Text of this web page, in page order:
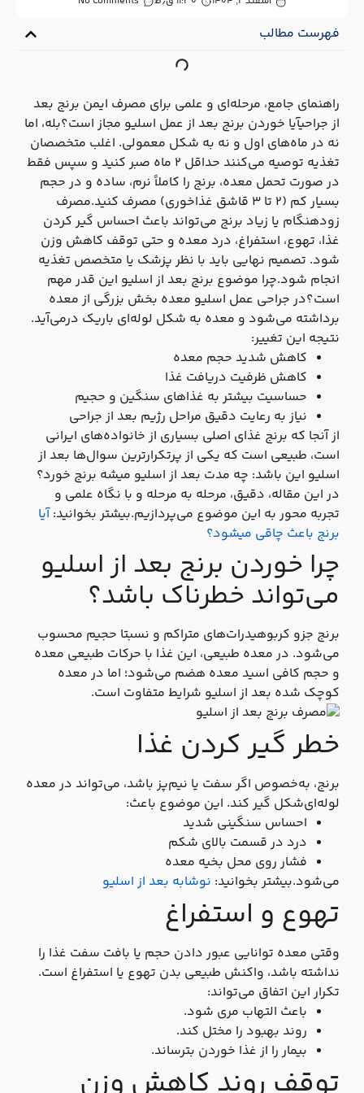
فهرست مطالب
راهنمای جامع، مرحله‌ای و علمی برای مصرف ایمن برنج بعد
از جراحیآیا خوردن برنج بعد از عمل اسلیو مجاز است؟بله، اما
نه در ماه‌های اول و نه به شکل معمولی. اغلب متخصصان
تغذیه توصیه می‌کنند حداقل ۲ ماه صبر کنید و سپس فقط
در صورت تحمل معده، برنج را کاملاً نرم، ساده و در حجم
بسیار کم (۲ تا ۳ قاشق غذاخوری) مصرف کنید.مصرف
زودهنگام یا زیاد برنج می‌تواند باعث احساس گیر کردن
غذا، تهوع، استفراغ، درد معده و حتی توقف کاهش وزن
شود. تصمیم نهایی باید با نظر پزشک یا متخصص تغذیه
انجام شود.چرا موضوع برنج بعد از اسلیو این‌ قدر مهم
است؟در جراحی عمل اسلیو معده بخش بزرگی از معده
برداشته می‌شود و معده به شکل لوله‌ای باریک درمی‌آید.
نتیجه این تغییر:
کاهش شدید حجم معده
کاهش ظرفیت دریافت غذا
حساسیت بیشتر به غذاهای سنگین و حجیم
نیاز به رعایت دقیق مراحل رژیم بعد از جراحی
از آنجا که برنج غذای اصلی بسیاری از خانواده‌های ایرانی
است، طبیعی است که یکی از پرتکرارترین سوال‌ها بعد از
اسلیو این باشد: چه مدت بعد از اسلیو میشه برنج خورد؟
در این مقاله، دقیق، مرحله‌ به‌ مرحله و با نگاه علمی و
تجربه‌ محور به این موضوع می‌پردازیم.بیشتر بخوانید:آیا
برنج باعث چاقی میشود؟
چرا خوردن برنج بعد از اسلیو
می‌تواند خطرناک باشد؟
برنج جزو کربوهیدرات‌های متراکم و نسبتا حجیم محسوب
می‌شود. در معده طبیعی، این غذا با حرکات طبیعی معده
و حجم کافی اسید معده هضم می‌شود؛ اما در معده
کوچک‌ شده بعد از اسلیو شرایط متفاوت است.
خطر گیر کردن غذا
برنج، به‌خصوص اگر سفت یا نیم‌پز باشد، می‌تواند در معده
لوله‌ای‌شکل گیر کند. این موضوع باعث:
احساس سنگینی شدید
درد در قسمت بالای شکم
فشار روی محل بخیه معده
می‌شود.بیشتر بخوانید:نوشابه بعد از اسلیو
تهوع و استفراغ
وقتی معده توانایی عبور دادن حجم یا بافت سفت غذا را
نداشته باشد، واکنش طبیعی بدن تهوع یا استفراغ است.
تکرار این اتفاق می‌تواند:
باعث التهاب مری شود.
روند بهبود را مختل کند.
بیمار را از غذا خوردن بترساند.
توقف روند کاهش وزن